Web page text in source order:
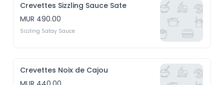
Crevettes Sizzling Sauce Sate
MUR 490.00
Sizzling Satay Sauce
Crevettes Noix de Cajou